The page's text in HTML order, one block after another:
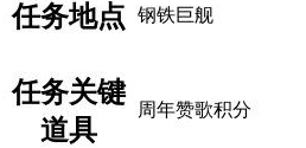
任务地点 钢铁巨舰
任务关键
道具
周年赞歌积分